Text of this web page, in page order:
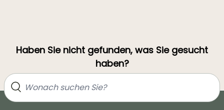
Haben Sie nicht gefunden, was Sie gesucht
haben?